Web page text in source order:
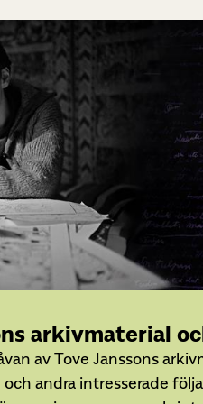
arkivmaterial
av Tove Janssons
andra intresserade